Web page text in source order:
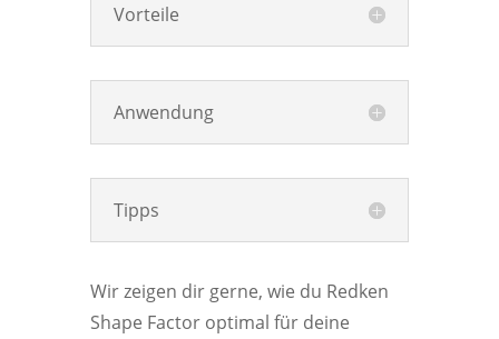
Vorteile
Anwendung
Tipps
Wir zeigen dir gerne, wie du Redken
Shape Factor optimal für deine